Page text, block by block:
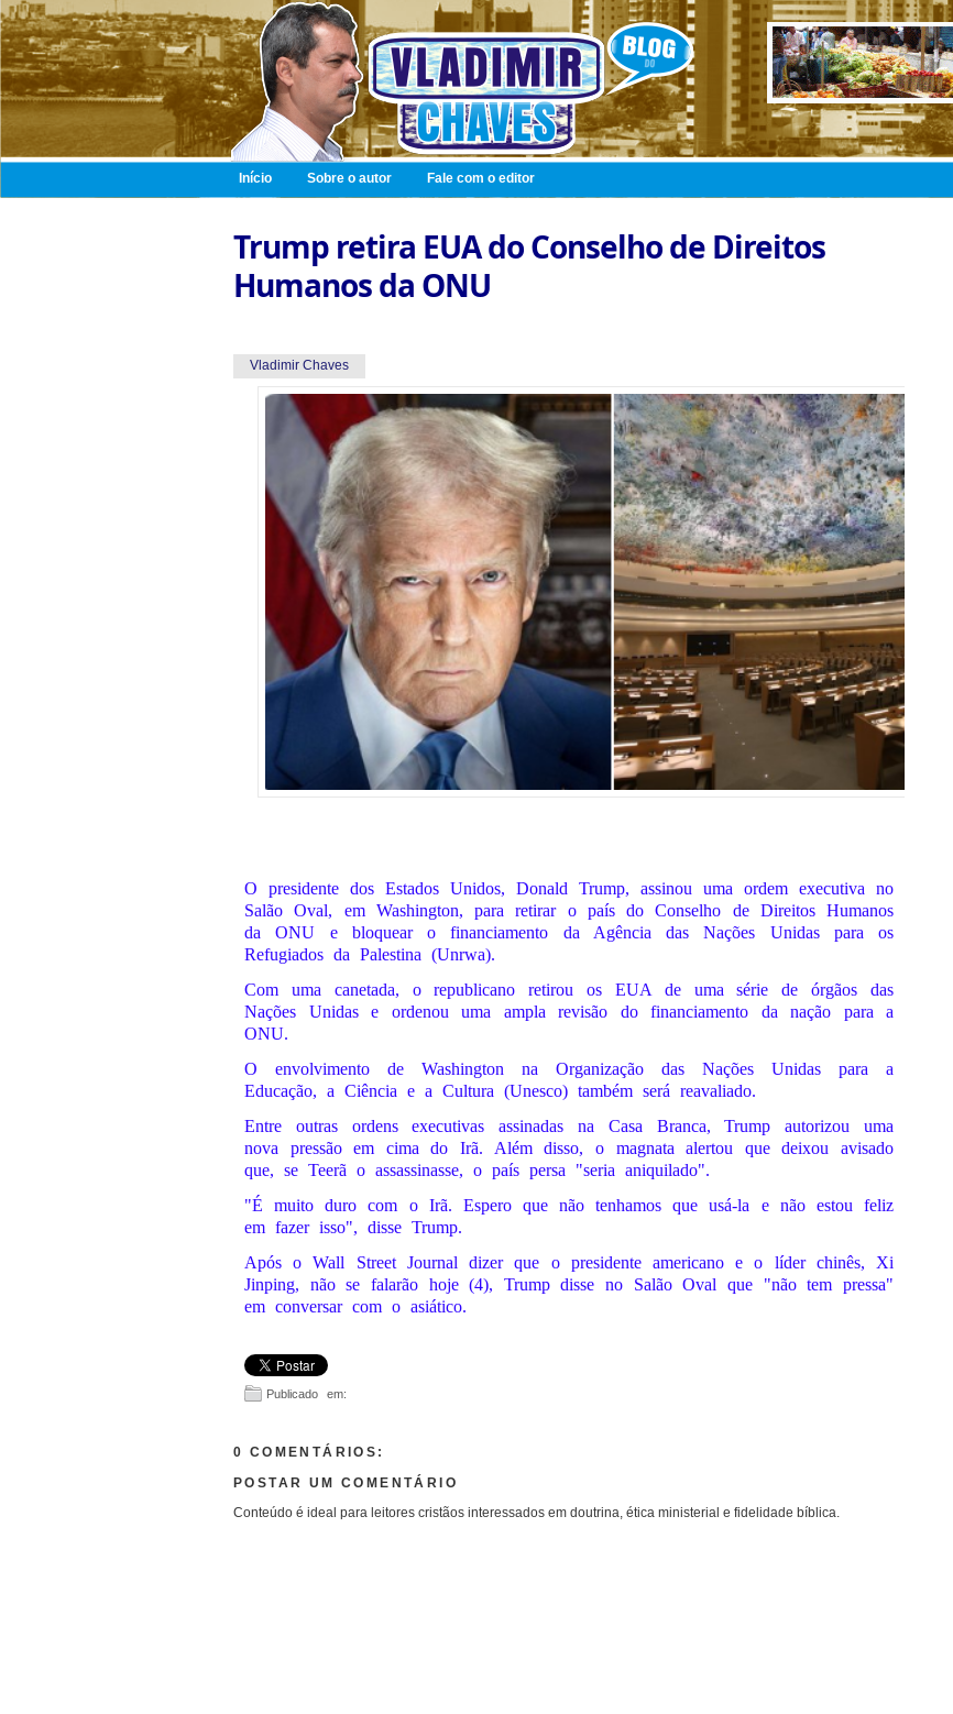
Início Sobre o autor Fale com o editor
Trump retira EUA do Conselho de Direitos
Humanos da ONU
Vladimir Chaves
O presidente dos Estados Unidos, Donald Trump, assinou uma ordem executiva no
Salão Oval, em Washington, para retirar o país do Conselho de Direitos Humanos
da ONU e bloquear o financiamento da Agência das Nações Unidas para os
Refugiados da Palestina (Unrwa).
Com uma canetada, o republicano retirou os EUA de uma série de órgãos das
Nações Unidas e ordenou uma ampla revisão do financiamento da nação para a
ONU.
O envolvimento de Washington na Organização das Nações Unidas para a
Educação, a Ciência e a Cultura (Unesco) também será reavaliado.
Entre outras ordens executivas assinadas na Casa Branca, Trump autorizou uma
nova pressão em cima do Irã. Além disso, o magnata alertou que deixou avisado
que, se Teerã o assassinasse, o país persa "seria aniquilado".
"É muito duro com o Irã. Espero que não tenhamos que usá-la e não estou feliz
em fazer isso", disse Trump.
Após o Wall Street Journal dizer que o presidente americano e o líder chinês, Xi
Jinping, não se falarão hoje (4), Trump disse no Salão Oval que "não tem pressa"
em conversar com o asiático.
Publicado em:
0 COMENTÁRIOS:
POSTAR UM COMENTÁRIO
Conteúdo é ideal para leitores cristãos interessados em doutrina, ética ministerial e fidelidade bíblica.